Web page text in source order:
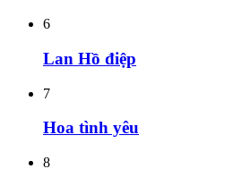
6
Lan Hồ điệp
7
Hoa tình yêu
8